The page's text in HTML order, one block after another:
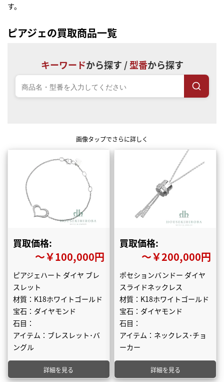
す。
ピアジェの買取商品一覧
キーワードから探す /型番から探す
画像タップでさらに詳しく
買取価格:
〜￥100,000円
ピアジェハート ダイヤ ブレ
スレット
材質：K18ホワイトゴールド
宝石：ダイヤモンド
石目：
アイテム：ブレスレット･バ
ングル
詳細を見る
買取価格:
〜￥200,000円
ポセションバンドー ダイヤ
スライドネックレス
材質：K18ホワイトゴールド
宝石：ダイヤモンド
石目：
アイテム：ネックレス･チョ
ーカー
詳細を見る